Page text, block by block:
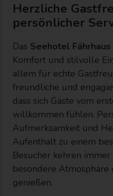
Herzliche
persönlicher
Das Seehotel Fährhaus
Komfort und stilvolle
allem für echte
freundliche und
dass sich Gäste vom
willkommen fühlen.
Aufmerksamkeit und
Aufenthalt zu einem
Besucher kehren
besondere
genießen.